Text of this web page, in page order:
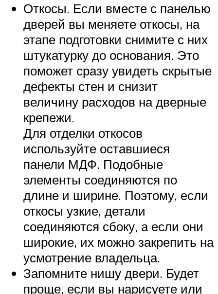
Откосы. Если вместе с панелью
дверей вы меняете откосы, на
этапе подготовки снимите с них
штукатурку до основания. Это
поможет сразу увидеть скрытые
дефекты стен и снизит
величину расходов на дверные
крепежи.
Для отделки откосов
используйте оставшиеся
панели МДФ. Подобные
элементы соединяются по
длине и ширине. Поэтому, если
откосы узкие, детали
соединяются сбоку, а если они
широкие, их можно закрепить на
усмотрение владельца.
Запомните нишу двери. Будет
проще, если вы нарисуете или